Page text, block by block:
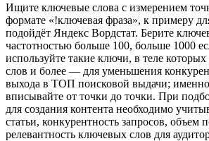
Ищите ключевые слова с измерением
формате «!ключевая фраза», к примеру
подойдёт Яндекс Вордстат. Берите
частотностью больше 100, больше 1000
используйте такие ключи, в теле
слов и более — для уменьшения
выхода в ТОП поисковой выдачи;
вписывайте от точки до точки. При
для создания контента необходимо
статьи, конкурентность запросов, объем
релевантность ключевых слов для